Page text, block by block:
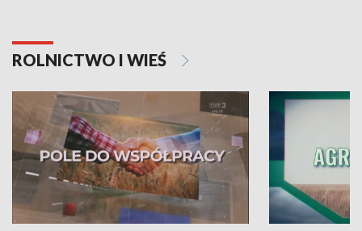
ROLNICTWO I WIEŚ